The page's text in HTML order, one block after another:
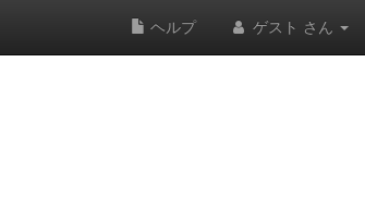
ヘルプ ゲスト さん